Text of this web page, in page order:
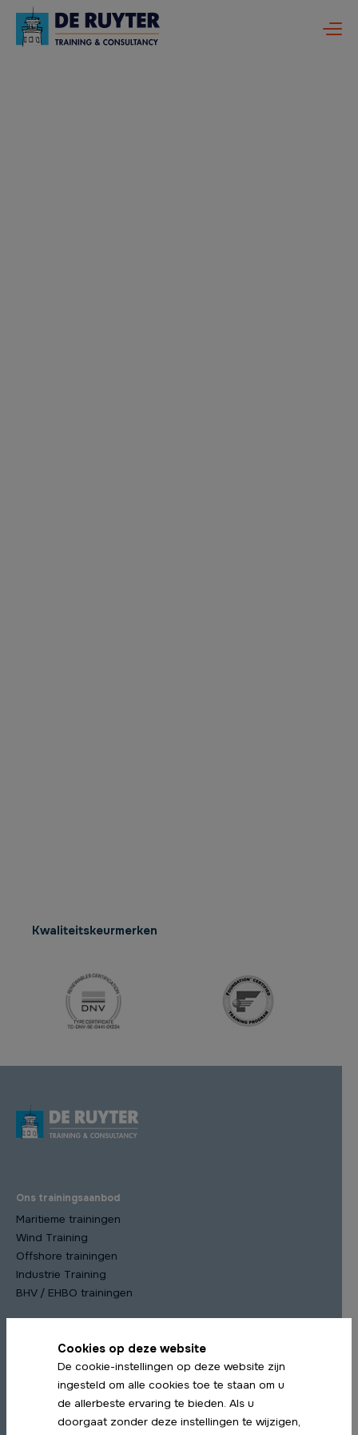
Kwaliteitskeurmerken
Ons trainingsaanbod
Maritieme trainingen
Wind Training
Offshore trainingen
Industrie Training
BHV / EHBO trainingen
Meest gekozen trainingen
STCW Scheepsmanagement cursus
STCW Medische Training
STCW Profiency in Survival Craft Herhaling
Cookies op deze website
De cookie-instellingen op deze website zijn
ingesteld om alle cookies toe te staan om u
de allerbeste ervaring te bieden. Als u
doorgaat zonder deze instellingen te wijzigen,